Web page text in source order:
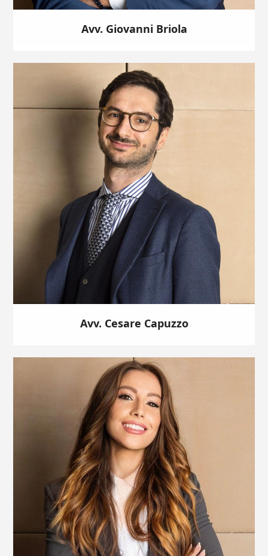
Avv. Giovanni Briola
Avv. Cesare Capuzzo